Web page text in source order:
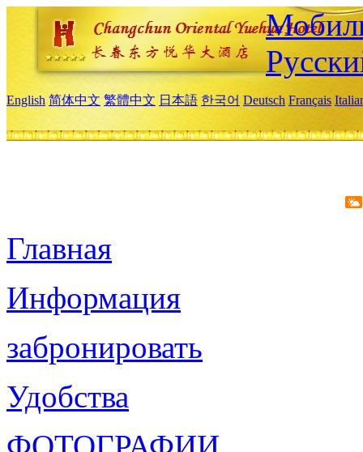
English 简体中文 繁體中文 日本語 한국어 Deutsch Français
Главная
Информация
забронировать
Удобства